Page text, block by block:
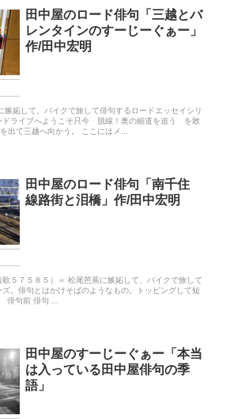
田中屋のロード俳句「三越とバ
レンタインのすーじーぐぁー」
作/田中宏明
嫉妬して、バイクで旅して俳句するロードエッセイシリ
ドライブへようこそ只今 脱線！奥の細道を追う を敢
出て三越へ向かう。 ここにはメ...
田中屋のロード俳句「南千住
線路街と泪橋」作/田中宏明
５７５８５）＝ 松尾芭蕉に嫉妬して、バイクで旅して
。俳句とはかけそばのようなもの。トッピングして短
俳句前 俳句 ...
田中屋のすーじーぐぁー「本当
は入っている田中屋俳句の季
語」